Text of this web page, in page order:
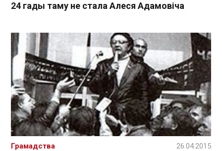
24 гады таму не стала Алеся Адамовіча
Грамадства 26.04.2015